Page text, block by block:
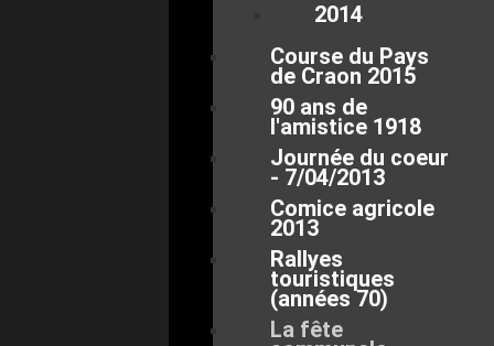
2014
Course du Pays
de Craon 2015
90 ans de
l'amistice 1918
Journée du coeur
- 7/04/2013
Comice agricole
2013
Rallyes
touristiques
(années 70)
La fête